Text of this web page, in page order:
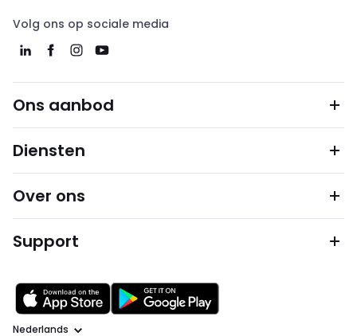
Volg ons op sociale media
Ons aanbod
Diensten
Over ons
Support